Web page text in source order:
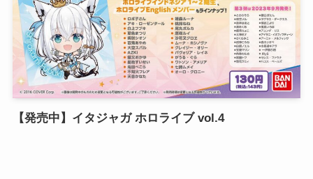
【発売中】イタジャガ ホロライブ vol.4